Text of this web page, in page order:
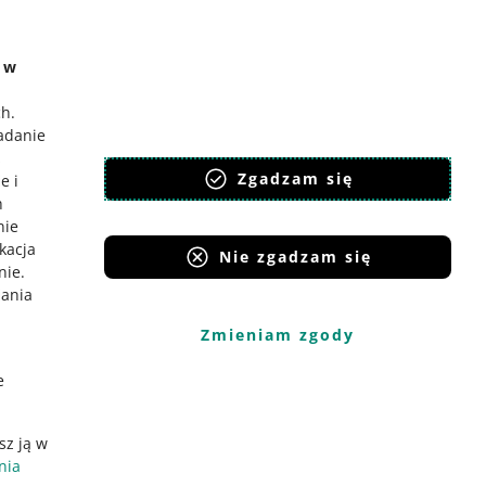
w
.
i
.
ją w
Zgadzam się
Nie zgadzam się
Zmieniam zgody